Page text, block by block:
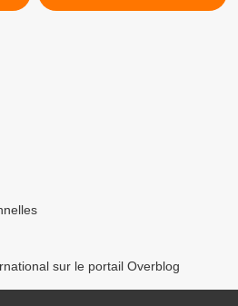
sur le portail Overblog